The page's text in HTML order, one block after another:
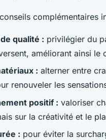
complémentaires
qualité : privilégier du
améliorant ainsi le
: alterner entre
renouveler les
positif : valoriser
sur la créativité et le
: pour éviter la